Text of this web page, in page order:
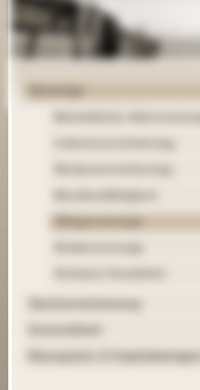
Pflegevorsorge
Bausparen & Kapitalanlagen